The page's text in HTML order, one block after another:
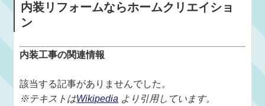
内装リフォームならホームクリエイショ
ン
内装工事の関連情報
該当する記事がありませんでした。
※テキストはWikipedia より引用しています。